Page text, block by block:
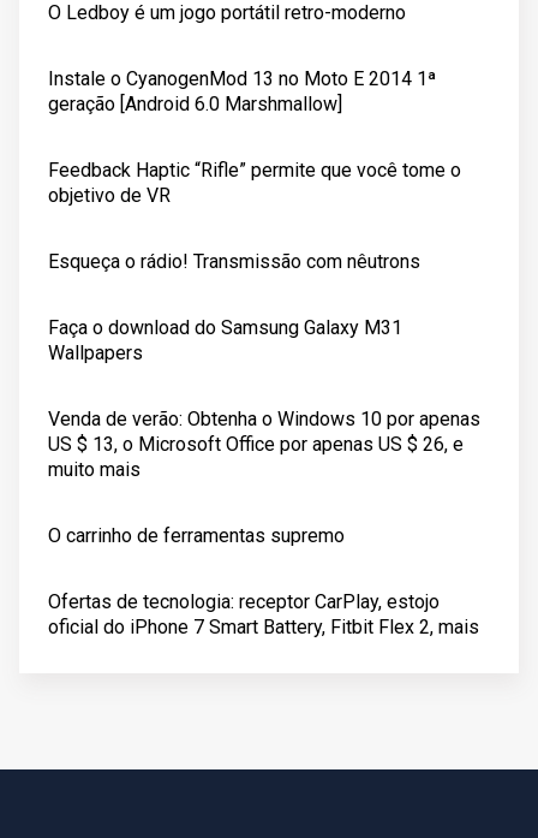
O Ledboy é um jogo portátil retro-moderno
Instale o CyanogenMod 13 no Moto E 2014 1ª
geração [Android 6.0 Marshmallow]
Feedback Haptic “Rifle” permite que você tome o
objetivo de VR
Esqueça o rádio! Transmissão com nêutrons
Faça o download do Samsung Galaxy M31
Wallpapers
Venda de verão: Obtenha o Windows 10 por apenas
US $ 13, o Microsoft Office por apenas US $ 26, e
muito mais
O carrinho de ferramentas supremo
Ofertas de tecnologia: receptor CarPlay, estojo
oficial do iPhone 7 Smart Battery, Fitbit Flex 2, mais